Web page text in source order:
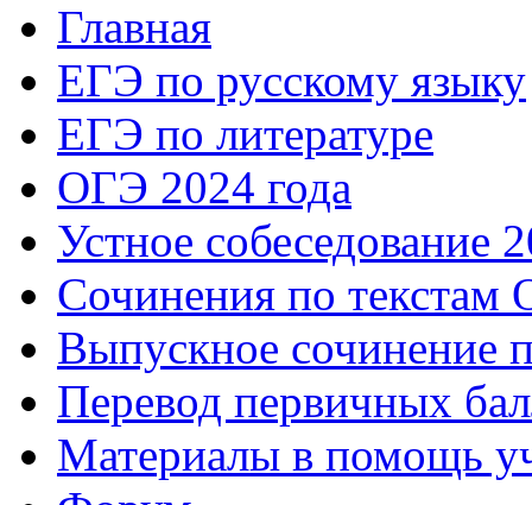
Главная
ЕГЭ по русскому языку
ЕГЭ по литературе
ОГЭ 2024 года
Устное собеседование
Сочинения по текстам
Выпускное сочинение
Перевод первичных
Материалы в помощь